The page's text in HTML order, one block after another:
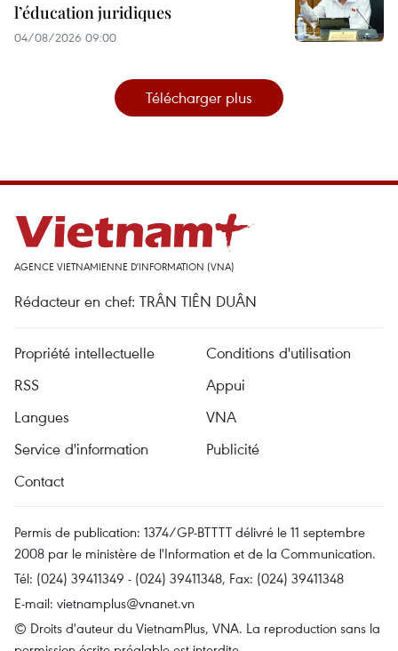
l’éducation juridiques
04/08/2026 09:00
Télécharger plus
AGENCE VIETNAMIENNE D'INFORMATION (VNA)
Rédacteur en chef: TRÂN TIÊN DUÂN
Propriété intellectuelle
Conditions d'utilisation
RSS
Appui
Langues
VNA
Service d'information
Publicité
Contact
Permis de publication: 1374/GP-BTTTT délivré le 11 septembre
2008 par le ministère de l'Information et de la Communication.
Tél: (024) 39411349 - (024) 39411348, Fax: (024) 39411348
E-mail: vietnamplus@vnanet.vn
© Droits d'auteur du VietnamPlus, VNA. La reproduction sans la